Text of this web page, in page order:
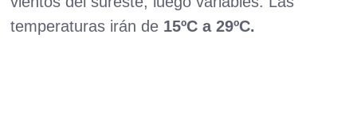
temperaturas irán de 15ºC a 29ºC.